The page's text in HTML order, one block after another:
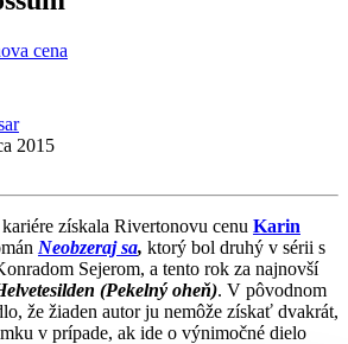
cena
2015
získala Rivertonovu cenu Karin
Neobzeraj sa, ktorý bol druhý v sérii s
Sejerom, a tento rok za najnovší
(Pekelný oheň). V pôvodnom
že žiaden autor ju nemôže získať dvakrát,
v prípade, ak ide o výnimočné dielo